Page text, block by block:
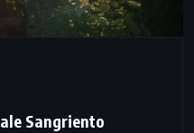
Sangriento